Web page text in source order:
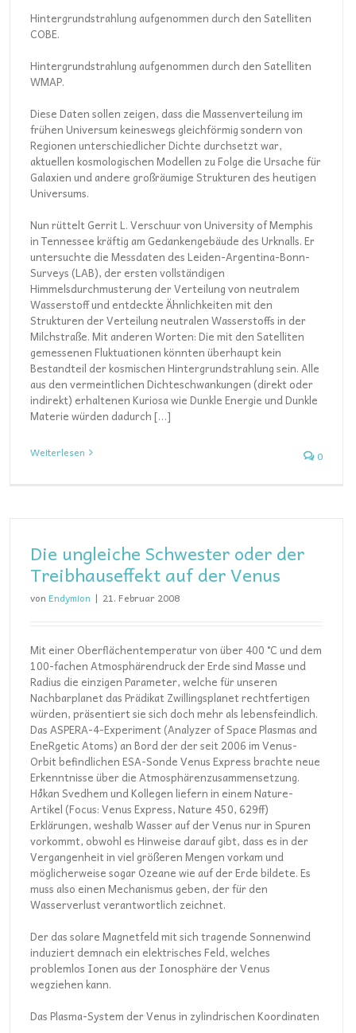
Hintergrundstrahlung aufgenommen durch den Satelliten
COBE.
Hintergrundstrahlung aufgenommen durch den Satelliten
WMAP.
Diese Daten sollen zeigen, dass die Massenverteilung im
frühen Universum keineswegs gleichförmig sondern von
Regionen unterschiedlicher Dichte durchsetzt war,
aktuellen kosmologischen Modellen zu Folge die Ursache für
Galaxien und andere großräumige Strukturen des heutigen
Universums.
Nun rüttelt Gerrit L. Verschuur von University of Memphis
in Tennessee kräftig am Gedankengebäude des Urknalls. Er
untersuchte die Messdaten des Leiden-Argentina-Bonn-
Surveys (LAB), der ersten vollständigen
Himmelsdurchmusterung der Verteilung von neutralem
Wasserstoff und entdeckte Ähnlichkeiten mit den
Strukturen der Verteilung neutralen Wasserstoffs in der
Milchstraße. Mit anderen Worten: Die mit den Satelliten
gemessenen Fluktuationen könnten überhaupt kein
Bestandteil der kosmischen Hintergrundstrahlung sein. Alle
aus den vermeintlichen Dichteschwankungen (direkt oder
indirekt) erhaltenen Kuriosa wie Dunkle Energie und Dunkle
Materie würden dadurch […]
Weiterlesen 0
Die ungleiche Schwester oder der
Treibhauseffekt auf der Venus
von Endymion | 21. Februar 2008
Mit einer Oberflächentemperatur von über 400 °C und dem
100-fachen Atmosphärendruck der Erde sind Masse und
Radius die einzigen Parameter, welche für unseren
Nachbarplanet das Prädikat Zwillingsplanet rechtfertigen
würden, präsentiert sie sich doch mehr als lebensfeindlich.
Das ASPERA-4-Experiment (Analyzer of Space Plasmas and
EneRgetic Atoms) an Bord der der seit 2006 im Venus-
Orbit befindlichen ESA-Sonde Venus Express brachte neue
Erkenntnisse über die Atmosphärenzusammensetzung.
Håkan Svedhem und Kollegen liefern in einem Nature-
Artikel (Focus: Venus Express, Nature 450, 629ff)
Erklärungen, weshalb Wasser auf der Venus nur in Spuren
vorkommt, obwohl es Hinweise darauf gibt, dass es in der
Vergangenheit in viel größeren Mengen vorkam und
möglicherweise sogar Ozeane wie auf der Erde bildete. Es
muss also einen Mechanismus geben, der für den
Wasserverlust verantwortlich zeichnet.
Der das solare Magnetfeld mit sich tragende Sonnenwind
induziert demnach ein elektrisches Feld, welches
problemlos Ionen aus der Ionosphäre der Venus
wegziehen kann.
Das Plasma-System der Venus in zylindrischen Koordinaten